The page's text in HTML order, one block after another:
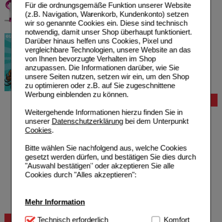
Für die ordnungsgemäße Funktion unserer Website
(z.B. Navigation, Warenkorb, Kundenkonto) setzen
wir so genannte Cookies ein. Diese sind technisch
notwendig, damit unser Shop überhaupt funktioniert.
Darüber hinaus helfen uns Cookies, Pixel und
vergleichbare Technologien, unsere Website an das
von Ihnen bevorzugte Verhalten im Shop
anzupassen. Die Informationen darüber, wie Sie
unsere Seiten nutzen, setzen wir ein, um den Shop
zu optimieren oder z.B. auf Sie zugeschnittene
Werbung einblenden zu können.
Weitergehende Informationen hierzu finden Sie in
unserer Datenschutzerklärungbei dem Unterpunkt
Cookies.
Bitte wählen Sie nachfolgend aus, welche Cookies
gesetzt werden dürfen, und bestätigen Sie dies durch
"Auswahl bestätigen" oder akzeptieren Sie alle
Cookies durch "Alles akzeptieren":
Mehr Information
Technisch Notwendig:Hierbei handelt es sich um
Technisch erforderlich Komfort
Hilfe zur Anmeldung
Hilfe zum Bestellvorgang
Freiumschläge anfordern
Freiumschläge downloaden
Auslandsbestellung
Reklamation
Beratung und Service